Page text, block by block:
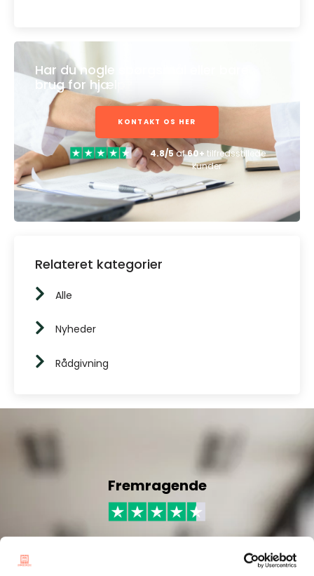
Har du nogle spørgsmål eller bare
brug for hjælp?
KONTAKT OS HER
4.8/5af60+ tilfredsstillede
kunder
Relateret kategorier
Alle
Nyheder
Rådgivning
Fremragende